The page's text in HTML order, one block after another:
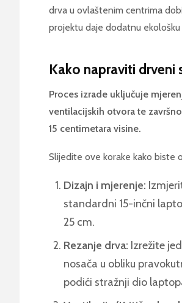
drva u ovlaštenim centrima
projektu daje dodatnu
Kako napraviti drveni
Proces izrade uključuje
ventilacijskih otvora te
15 centimetara visine.
Slijedite ove korake kako biste
Dizajn i mjerenje:
standardni 15-inčni
25 cm.
Rezanje drva: Izrežite
nosača u obliku
podići stražnji dio